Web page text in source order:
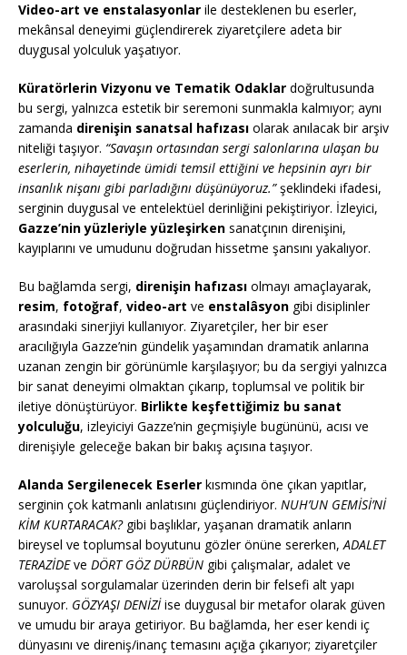
Video-art ve enstalasyonlar ile desteklenen bu eserler,
mekânsal deneyimi güçlendirerek ziyaretçilere adeta bir
duygusal yolculuk yaşatıyor.
Küratörlerin Vizyonu ve Tematik Odaklar doğrultusunda
bu sergi, yalnızca estetik bir seremoni sunmakla kalmıyor; aynı
zamanda direnişin sanatsal hafızası olarak anılacak bir arşiv
niteliği taşıyor. “Savaşın ortasından sergi salonlarına ulaşan bu
eserlerin, nihayetinde ümidi temsil ettiğini ve hepsinin ayrı bir
insanlık nişanı gibi parladığını düşünüyoruz.”şeklindeki ifadesi,
serginin duygusal ve entelektüel derinliğini pekiştiriyor. İzleyici,
Gazze’nin yüzleriyle yüzleşirken sanatçının direnişini,
kayıplarını ve umudunu doğrudan hissetme şansını yakalıyor.
Bu bağlamda sergi, direnişin hafızası olmayı amaçlayarak,
resim, fotoğraf, video-art ve enstalâsyon gibi disiplinler
arasındaki sinerjiyi kullanıyor. Ziyaretçiler, her bir eser
aracılığıyla Gazze’nin gündelik yaşamından dramatik anlarına
uzanan zengin bir görünümle karşılaşıyor; bu da sergiyi yalnızca
bir sanat deneyimi olmaktan çıkarıp, toplumsal ve politik bir
iletiye dönüştürüyor. Birlikte keşfettiğimiz bu sanat
yolculuğu, izleyiciyi Gazze’nin geçmişiyle bugününü, acısı ve
direnişiyle geleceğe bakan bir bakış açısına taşıyor.
Alanda Sergilenecek Eserler kısmında öne çıkan yapıtlar,
serginin çok katmanlı anlatısını güçlendiriyor. NUH’UN GEMİSİ’Nİ
KİM KURTARACAK?gibi başlıklar, yaşanan dramatik anların
bireysel ve toplumsal boyutunu gözler önüne sererken,ADALET
TERAZİDEve DÖRT GÖZ DÜRBÜN gibi çalışmalar, adalet ve
varoluşsal sorgulamalar üzerinden derin bir felsefi alt yapı
sunuyor. GÖZYAŞI DENİZİise duygusal bir metafor olarak güven
ve umudu bir araya getiriyor. Bu bağlamda, her eser kendi iç
dünyasını ve direniş/inanç temasını açığa çıkarıyor; ziyaretçiler